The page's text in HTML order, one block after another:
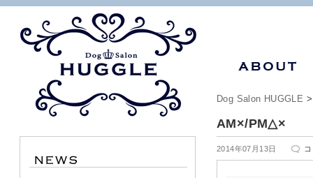
Dog Salon HUGGLE
AM×/PM△×
2014年07月13日
は